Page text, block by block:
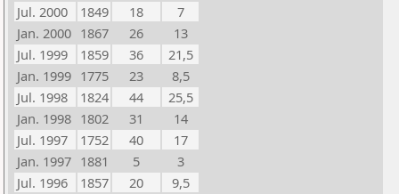
Jul. 2000
1849 18
7
Jan. 2000 1867 26
13
Jul. 1999
1859 36
21,5
Jan. 1999 1775 23
8,5
Jul. 1998
1824 44
25,5
Jan. 1998 1802 31
14
Jul. 1997
1752 40
17
Jan. 1997 1881 5
3
Jul. 1996
1857 20
9,5